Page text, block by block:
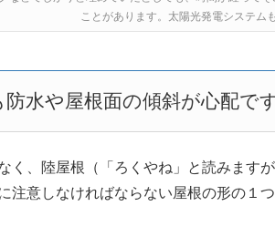
ことがあります。太陽光発電システム
防水や屋根面の傾斜が心配で
く、陸屋根（「ろくやね」と読みます
注意しなければならない屋根の形の１つ